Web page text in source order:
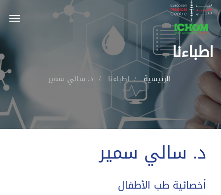
اطباءنا
الرئيسية اطباءنا د. سالي سمير
د. سالي سمير
أخصائية طب الأطفال